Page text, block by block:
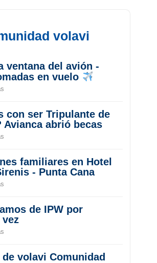
volavi
ventana del avión -
en vuelo
con ser Tripulante de
Avianca abrió becas
familiares en Hotel
- Punta Cana
de IPW por
de volavi Comunidad